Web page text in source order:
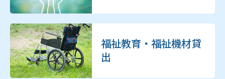
福祉教育・福祉機材貸
出